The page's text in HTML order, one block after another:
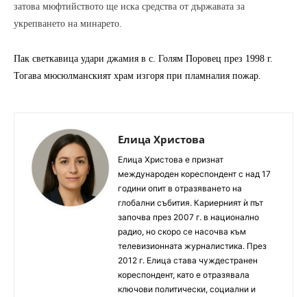
затова мюфтийството ще иска средства от държавата за
укрепването на минарето.
Пак светкавица удари джамия в с. Голям Поровец през 1998 г.
Тогава мюсюлманският храм изгоря при пламналия пожар.
Елица Христова
Елица Христова е признат
международен кореспондент с над 17
години опит в отразяването на
глобални събития. Кариерният ѝ път
започва през 2007 г. в национално
радио, но скоро се насочва към
телевизионната журналистика. През
2012 г. Елица става чуждестранен
кореспондент, като е отразявала
ключови политически, социални и